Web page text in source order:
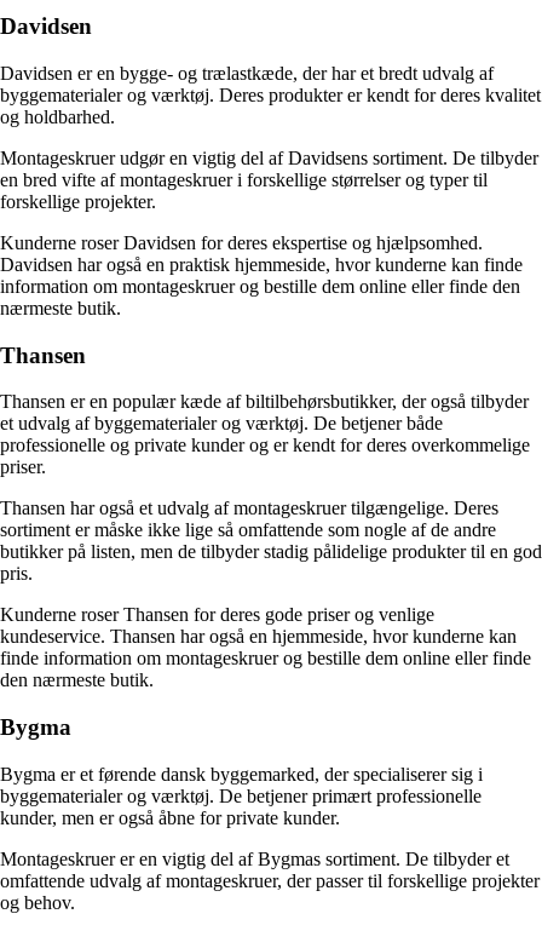
Davidsen
Davidsen er en bygge- og trælastkæde, der har et bredt udvalg af
byggematerialer og værktøj. Deres produkter er kendt for deres kvalitet
og holdbarhed.
Montageskruer udgør en vigtig del af Davidsens sortiment. De tilbyder
en bred vifte af montageskruer i forskellige størrelser og typer til
forskellige projekter.
Kunderne roser Davidsen for deres ekspertise og hjælpsomhed.
Davidsen har også en praktisk hjemmeside, hvor kunderne kan finde
information om montageskruer og bestille dem online eller finde den
nærmeste butik.
Thansen
Thansen er en populær kæde af biltilbehørsbutikker, der også tilbyder
et udvalg af byggematerialer og værktøj. De betjener både
professionelle og private kunder og er kendt for deres overkommelige
priser.
Thansen har også et udvalg af montageskruer tilgængelige. Deres
sortiment er måske ikke lige så omfattende som nogle af de andre
butikker på listen, men de tilbyder stadig pålidelige produkter til en god
pris.
Kunderne roser Thansen for deres gode priser og venlige
kundeservice. Thansen har også en hjemmeside, hvor kunderne kan
finde information om montageskruer og bestille dem online eller finde
den nærmeste butik.
Bygma
Bygma er et førende dansk byggemarked, der specialiserer sig i
byggematerialer og værktøj. De betjener primært professionelle
kunder, men er også åbne for private kunder.
Montageskruer er en vigtig del af Bygmas sortiment. De tilbyder et
omfattende udvalg af montageskruer, der passer til forskellige projekter
og behov.